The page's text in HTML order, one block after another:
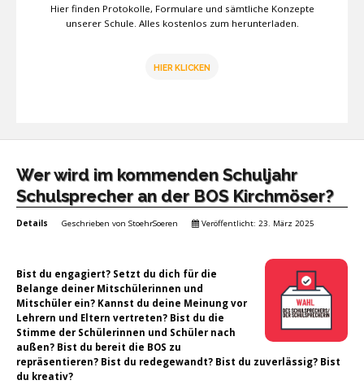
Hier finden Protokolle, Formulare und sämtliche Konzepte
unserer Schule. Alles kostenlos zum herunterladen.
HIER KLICKEN
Wer wird im kommenden Schuljahr
Schulsprecher an der BOS Kirchmöser?
Details Geschrieben von StoehrSoeren Veröffentlicht: 23. März 2025
Bist du engagiert? Setzt du dich für die
Belange deiner Mitschülerinnen und
Mitschüler ein? Kannst du deine Meinung vor
Lehrern und Eltern vertreten? Bist du die
Stimme der Schülerinnen und Schüler nach
außen? Bist du bereit die BOS zu
repräsentieren? Bist du redegewandt? Bist du zuverlässig? Bist
du kreativ?